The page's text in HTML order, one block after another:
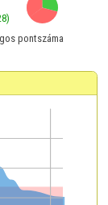
pontszáma